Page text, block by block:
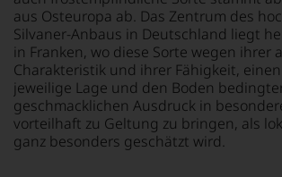
Sie
dank
unserer
Bewertungen
stets,
was
für
einen
Wein
aus Osteuropa ab. Das Zentrum des
Silvaner-Anbaus in Deutschland liegt
in Franken, wo diese Sorte wegen ihrer
Charakteristik und ihrer Fähigkeit,
jeweilige Lage und den Boden
geschmacklichen Ausdruck in
vorteilhaft zu Geltung zu bringen, als
ganz besonders geschätzt wird.